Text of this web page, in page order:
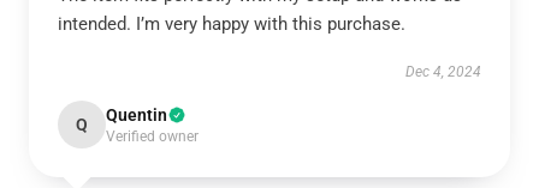
intended. I’m very happy with this purchase.
Dec 4, 2024
Q Quentin
Verified owner